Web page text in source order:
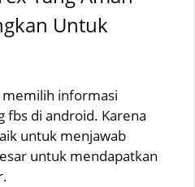
Untuk
memilih informasi
fbs di android. Karena
untuk menjawab
untuk mendapatkan